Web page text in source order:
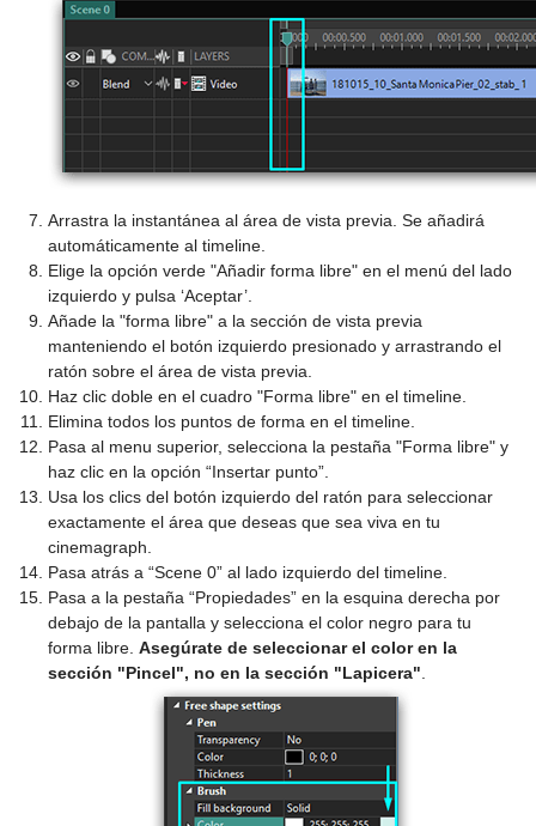
Arrastra la instantánea al área de vista previa. Se añadirá
automáticamente al timeline.
Elige la opción verde "Añadir forma libre" en el menú del lado
izquierdo y pulsa ‘Aceptar’.
Añade la "forma libre" a la sección de vista previa
manteniendo el botón izquierdo presionado y arrastrando el
ratón sobre el área de vista previa.
Haz clic doble en el cuadro "Forma libre" en el timeline.
Elimina todos los puntos de forma en el timeline.
Pasa al menu superior, selecciona la pestaña "Forma libre" y
haz clic en la opción “Insertar punto”.
Usa los clics del botón izquierdo del ratón para seleccionar
exactamente el área que deseas que sea viva en tu
cinemagraph.
Pasa atrás a “Scene 0” al lado izquierdo del timeline.
Pasa a la pestaña “Propiedades” en la esquina derecha por
debajo de la pantalla y selecciona el color negro para tu
forma libre. Asegúrate de seleccionar el color en la
sección "Pincel", no en la sección "Lapicera"